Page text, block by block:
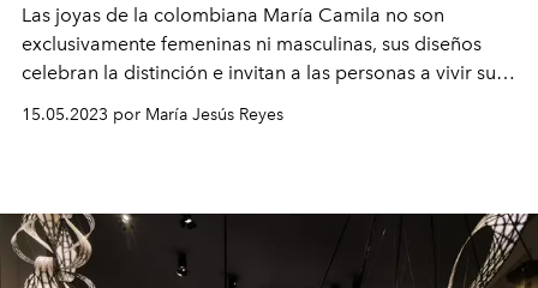
Las joyas de la colombiana María Camila no son
exclusivamente femeninas ni masculinas, sus diseños
celebran la distinción e invitan a las personas a vivir su
15.05.2023 por María Jesús Reyes